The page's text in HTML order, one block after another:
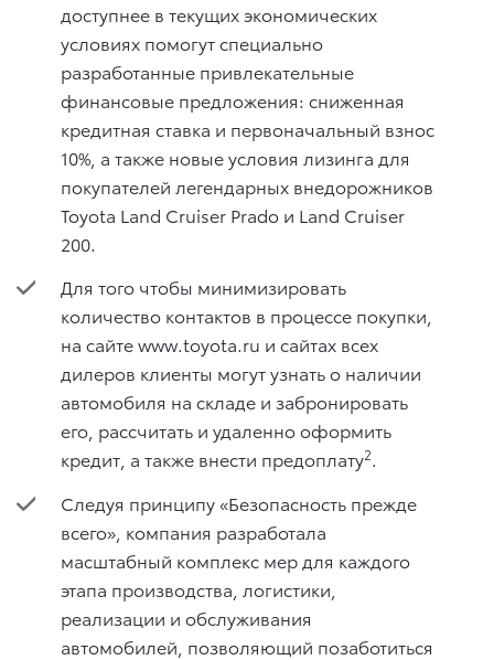
доступнее в текущих экономических
условиях помогут специально
разработанные привлекательные
финансовые предложения: сниженная
кредитная ставка и первоначальный взнос
10%, а также новые условия лизинга для
покупателей легендарных внедорожников
Toyota Land Cruiser Prado и Land Cruiser
200.
Для того чтобы минимизировать
количество контактов в процессе покупки,
на сайте www.toyota.ru и сайтах всех
дилеров клиенты могут узнать о наличии
автомобиля на складе и забронировать
его, рассчитать и удаленно оформить
кредит, а также внести предоплату2.
Следуя принципу «Безопасность прежде
всего», компания разработала
масштабный комплекс мер для каждого
этапа производства, логистики,
реализации и обслуживания
автомобилей, позволяющий позаботиться